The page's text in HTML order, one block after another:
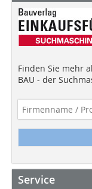
Finden Sie mehr
BAU - der
Service